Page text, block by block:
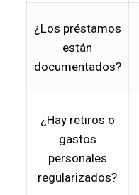
¿Los préstamos
están
documentados?
¿Hay retiros o
gastos
personales
regularizados?